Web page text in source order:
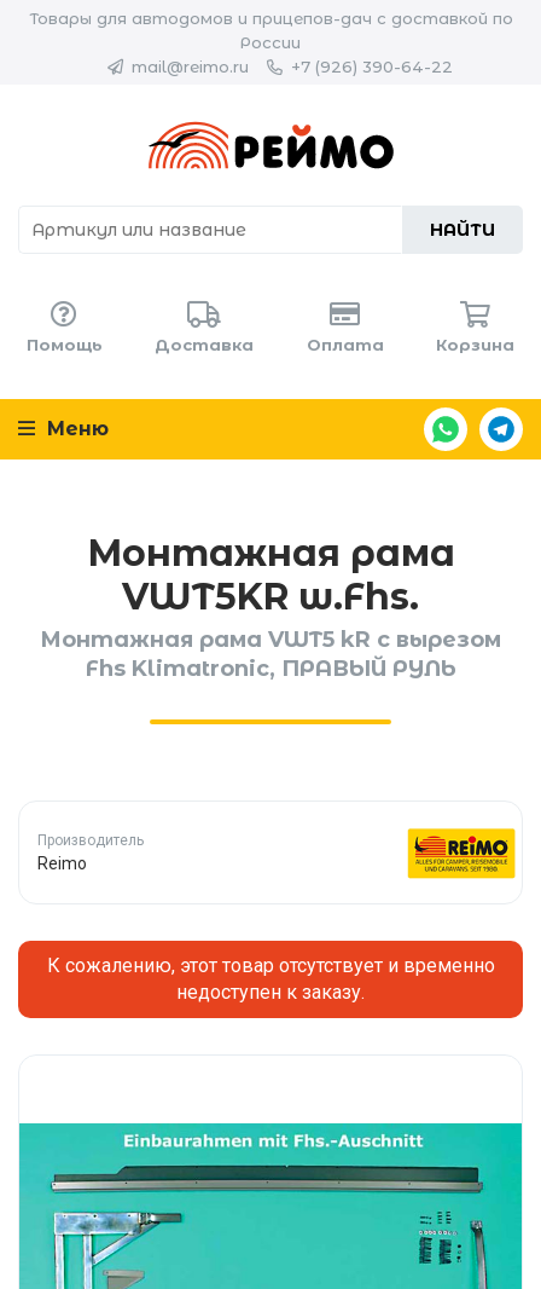
Товары для автодомов и прицепов-дач с доставкой по
России
mail@reimo.ru
+7 (926) 390-64-22
НАЙТИ
Помощь Доставка Оплата Корзина
Меню
Монтажная рама
VWT5KR w.Fhs.
Монтажная рама VWT5 kR с вырезом
Fhs Klimatronic, ПРАВЫЙ РУЛЬ
Производитель
Reimo
К сожалению, этот товар отсутствует и временно
недоступен к заказу.